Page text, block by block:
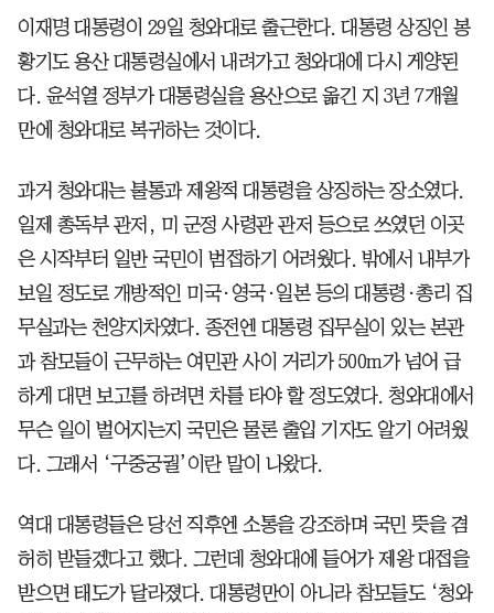
이재명 대통령이 29일 청와대로 출근한다. 대통령 상징인 봉
황기도 용산 대통령실에서 내려가고 청와대에 다시 게양된
다. 윤석열 정부가 대통령실을 용산으로 옮긴 지 3년 7개월
만에 청와대로 복귀하는 것이다.
과거 청와대는 불통과 제왕적 대통령을 상징하는 장소였다.
일제 총독부 관저, 미 군정 사령관 관저 등으로 쓰였던 이곳
은 시작부터 일반 국민이 범접하기 어려웠다. 밖에서 내부가
보일 정도로 개방적인 미국·영국·일본 등의 대통령·총리 집
무실과는 천양지차였다. 종전엔 대통령 집무실이 있는 본관
과 참모들이 근무하는 여민관 사이 거리가 500m가 넘어 급
하게 대면 보고를 하려면 차를 타야 할 정도였다. 청와대에서
무슨 일이 벌어지는지 국민은 물론 출입 기자도 알기 어려웠
다. 그래서 ‘구중궁궐’이란 말이 나왔다.
역대 대통령들은 당선 직후엔 소통을 강조하며 국민 뜻을 겸
허히 받들겠다고 했다. 그런데 청와대에 들어가 제왕 대접을
받으면 태도가 달라졌다. 대통령만이 아니라 참모들도 ‘청와